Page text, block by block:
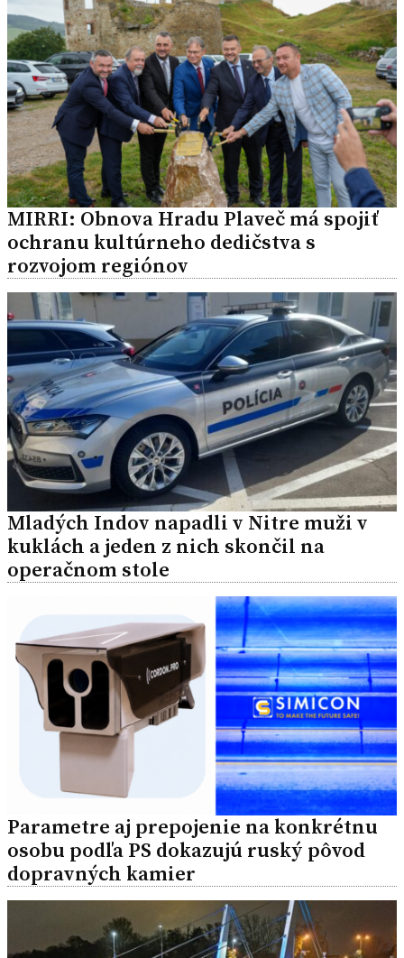
MIRRI: Obnova Hradu Plaveč má spojiť
ochranu kultúrneho dedičstva s
rozvojom regiónov
Mladých Indov napadli v Nitre muži v
kuklách a jeden z nich skončil na
operačnom stole
Parametre aj prepojenie na konkrétnu
osobu podľa PS dokazujú ruský pôvod
dopravných kamier